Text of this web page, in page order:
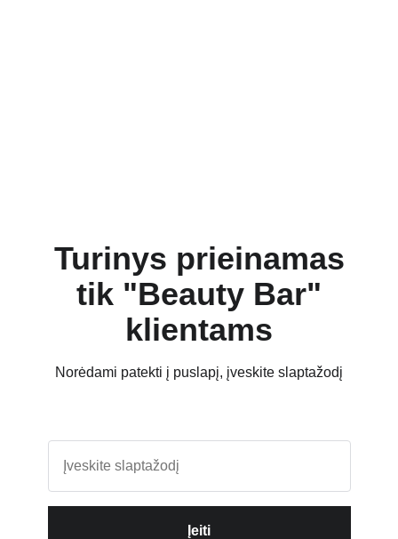
Turinys prieinamas
tik "Beauty Bar"
klientams
Norėdami patekti į puslapį, įveskite slaptažodį
Įeiti